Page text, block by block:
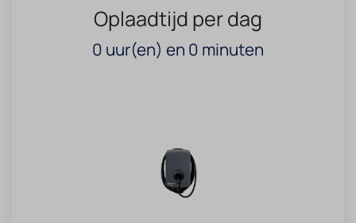
Oplaadtijd per dag
0 uur(en) en 0 minuten